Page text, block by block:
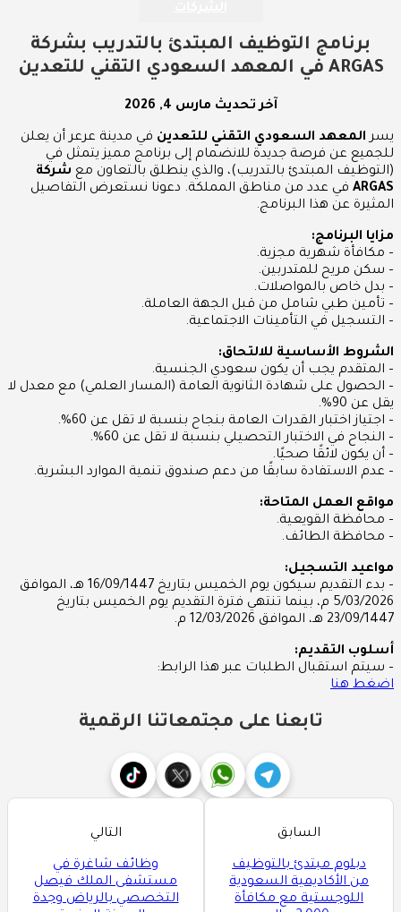
برنامج التوظيف المبتدئ بالتدريب بشركة
ARGAS في المعهد السعودي التقني للتعدين
آخر تحديث مارس 4, 2026
يسر المعهد السعودي التقني للتعدين في مدينة عرعر أن يعلن
للجميع عن فرصة جديدة للانضمام إلى برنامج مميز يتمثل في
(التوظيف المبتدئ بالتدريب)، والذي ينطلق بالتعاون مع شركة
ARGAS في عدد من مناطق المملكة. دعونا نستعرض التفاصيل
المثيرة عن هذا البرنامج.
مزايا البرنامج:
– مكافأة شهرية مجزية.
– سكن مريح للمتدربين.
– بدل خاص بالمواصلات.
– تأمين طبي شامل من قبل الجهة العاملة.
– التسجيل في التأمينات الاجتماعية.
الشروط الأساسية للالتحاق:
– المتقدم يجب أن يكون سعودي الجنسية.
– الحصول على شهادة الثانوية العامة (المسار العلمي) مع معدل لا
يقل عن 90%.
– اجتياز اختبار القدرات العامة بنجاح بنسبة لا تقل عن 60%.
– النجاح في الاختبار التحصيلي بنسبة لا تقل عن 60%.
– أن يكون لائقًا صحيًا.
– عدم الاستفادة سابقًا من دعم صندوق تنمية الموارد البشرية.
مواقع العمل المتاحة:
– محافظة القويعية.
– محافظة الطائف.
مواعيد التسجيل:
– بدء التقديم سيكون يوم الخميس بتاريخ 16/09/1447 هـ، الموافق
5/03/2026 م، بينما تنتهي فترة التقديم يوم الخميس بتاريخ
23/09/1447 هـ، الموافق 12/03/2026 م.
أسلوب التقديم:
– سيتم استقبال الطلبات عبر هذا الرابط:
اضغط هنا
تابعنا على مجتمعاتنا الرقمية
السابق
دبلوم مبتدئ بالتوظيف
من الأكاديمية السعودية
اللوجستية مع مكافأة
التالي
وظائف شاغرة في
مستشفى الملك فيصل
التخصصي بالرياض وجدة